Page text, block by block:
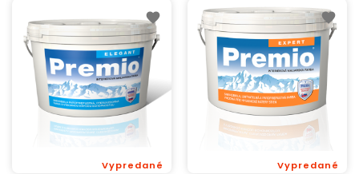
Vypredané Vypredané